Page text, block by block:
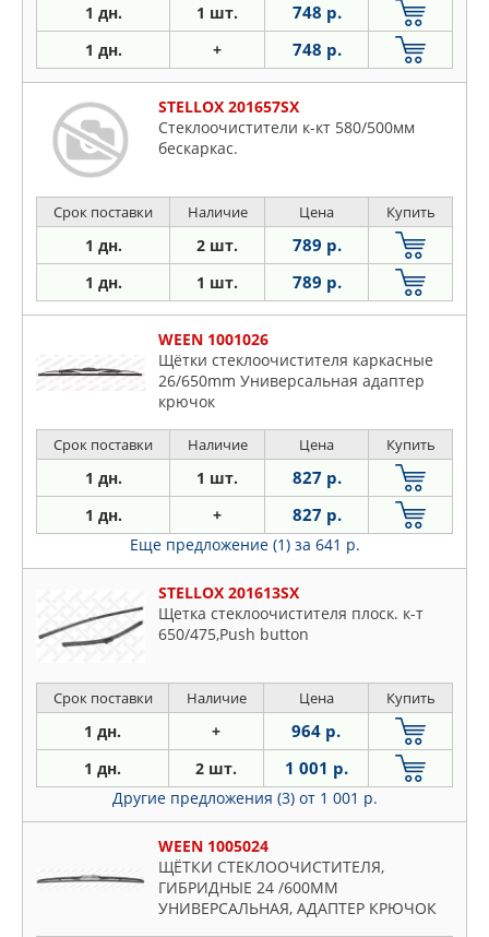
1 дн. 1 шт. 748 р.
1 дн. + 748 р.
STELLOX 201657SX
Стеклоочистители к-кт 580/500мм
бескаркас.
Срок поставки Наличие Цена Купить
1 дн. 2 шт. 789 р.
1 дн. 1 шт. 789 р.
WEEN 1001026
Щётки стеклоочистителя каркасные
26/650mm Универсальная адаптер
крючок
Срок поставки Наличие Цена Купить
1 дн. 1 шт. 827 р.
1 дн. + 827 р.
Еще предложение (1) за 641 р.
STELLOX 201613SX
Щетка стеклоочистителя плоск. к-т
650/475,Push button
Срок поставки Наличие Цена Купить
1 дн. + 964 р.
1 дн. 2 шт. 1 001 р.
Другие предложения (3) от 1 001 р.
WEEN 1005024
ЩЁТКИ СТЕКЛООЧИСТИТЕЛЯ,
ГИБРИДНЫЕ 24 /600MM
УНИВЕРСАЛЬНАЯ, АДАПТЕР КРЮЧОК